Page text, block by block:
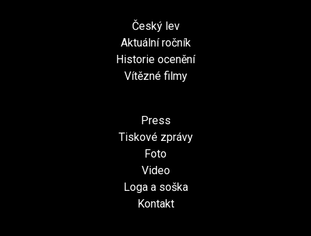
Český lev
Aktuální ročník
Historie ocenění
Vítězné filmy
Press
Tiskové zprávy
Foto
Video
Loga a soška
Kontakt